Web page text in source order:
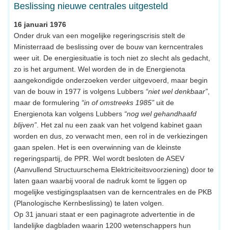
Beslissing nieuwe centrales uitgesteld
16 januari 1976
Onder druk van een mogelijke regeringscrisis stelt de
Ministerraad de beslissing over de bouw van kerncentrales
weer uit. De energiesituatie is toch niet zo slecht als gedacht,
zo is het argument. Wel worden de in de Energienota
aangekondigde onderzoeken verder uitgevoerd, maar begin
van de bouw in 1977 is volgens Lubbers “niet wel denkbaar”
maar de formulering “in of omstreeks 1985” uit de
Energienota kan volgens Lubbers “nog wel gehandhaafd
blijven” . Het zal nu een zaak van het volgend kabinet gaan
worden en dus, zo verwacht men, een rol in de verkiezingen
gaan spelen. Het is een overwinning van de kleinste
regeringspartij, de PPR. Wel wordt besloten de ASEV
(Aanvullend Structuurschema Elektriciteitsvoorziening) door te
laten gaan waarbij vooral de nadruk komt te liggen op
mogelijke vestigingsplaatsen van de kerncentrales en de PKB
(Planologische Kernbeslissing) te laten volgen.
Op 31 januari staat er een paginagrote advertentie in de
landelijke dagbladen waarin 1200 wetenschappers hun